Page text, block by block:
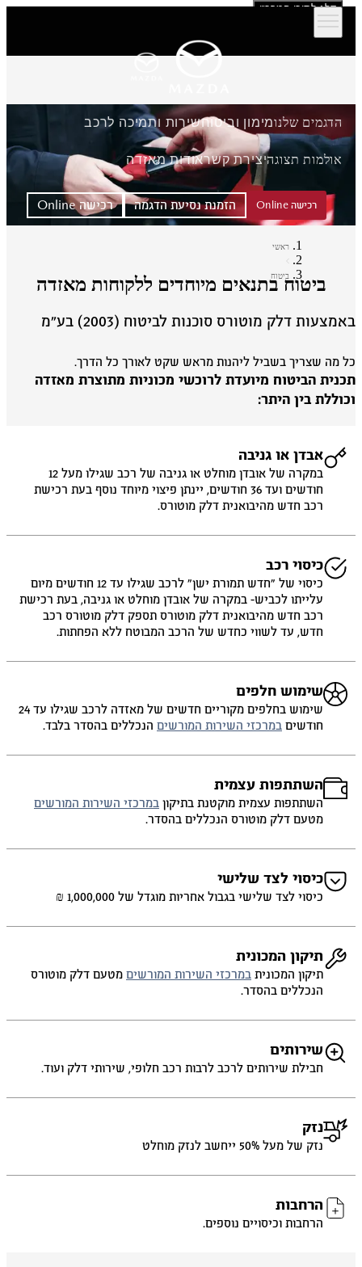
דלג לתוכן המרכזי
הדגמים שלנומימון וביטוחשירות ותמיכה לרכב
אולמות תצוגהיצירת קשראודות מאזדה
רכישה Online הזמנת נסיעת הדגמה רכישה Online
ראשי
ביטוח
ביטוח בתנאים מיוחדים ללקוחות מאזדה
דלק מוטורס סוכנות לביטוח (2003) בע״מ
מה שצריך בשביל ליהנות מראש שקט לאורך כל הדרך.
הביטוח מיועדת לרוכשי מכוניות מתוצרת מאזדה
בין היתר:
אבדן או גניבה
במקרה של אובדן מוחלט או גניבה של רכב שגילו מעל 12
חודשים ועד 36 חודשים, יינתן פיצוי מיוחד נוסף בעת רכישת
רכב חדש מהיבואנית דלק מוטורס.
כיסוי רכב
כיסוי של ״חדש תמורת ישן״ לרכב שגילו עד 12 חודשים מיום
עלייתו לכביש- במקרה של אובדן מוחלט או גניבה, בעת רכישת
רכב חדש מהיבואנית דלק מוטורס תספק דלק מוטורס רכב
חדש, עד לשווי כחדש של הרכב המבוטח ללא הפחתות.
שימוש חלפים
שימוש בחלפים מקוריים חדשים של מאזדה לרכב שגילו עד 24
חודשיםבמרכזי השירות המורשיםהנכללים בהסדר בלבד.
השתתפות עצמית
השתתפות עצמית מוקטנת בתיקוןבמרכזי השירות המורשים
מטעם דלק מוטורס הנכללים בהסדר.
כיסוי לצד שלישי
כיסוי לצד שלישי בגבול אחריות מוגדל של 1,000,000 ₪
תיקון המכונית
תיקון המכוניתבמרכזי השירות המורשיםמטעם דלק מוטורס
הנכללים בהסדר.
שירותים
חבילת שירותים לרכב לרבות רכב חלופי, שירותי דלק ועוד.
נזק
נזק של מעל 50% ייחשב לנזק מוחלט
הרחבות
הרחבות וכיסויים נוספים.